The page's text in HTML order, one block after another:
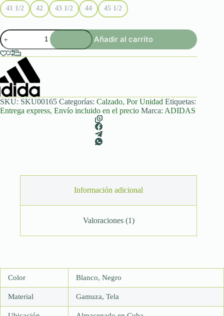
41 1/2 42 43 1/2 44 45 1/2
Athletics
86
x
FOG
Black
(Fear
of
God)
cantidad
Añadir al carrito
SKU: SKU00165 Categorías: Calzado, Por Unidad Etiquetas:
Entrega express, Envío incluido en el precio Marca: ADIDAS
Información adicional
Valoraciones (1)
Color Blanco, Negro
Material Gamuza, Tela